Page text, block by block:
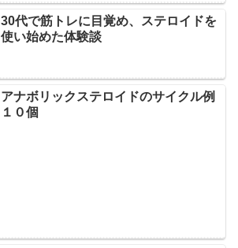
30代で筋トレに目覚め、ステロイドを
使い始めた体験談
アナボリックステロイドのサイクル例
１０個